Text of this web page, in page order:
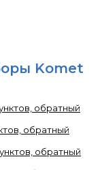
Komet
обратный